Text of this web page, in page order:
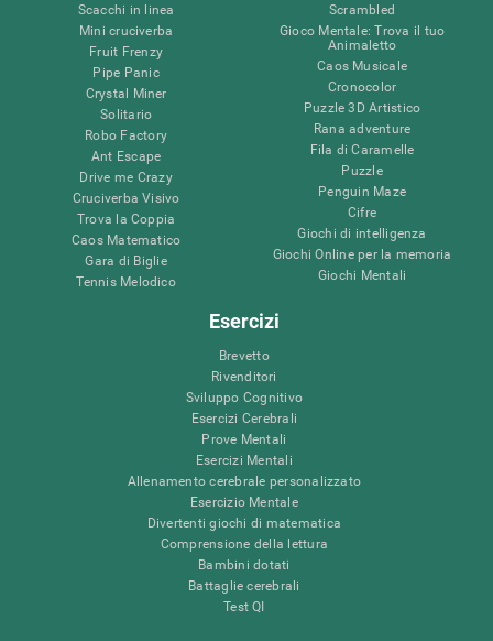
Scacchi in linea
Mini cruciverba
Fruit Frenzy
Pipe Panic
Crystal Miner
Solitario
Robo Factory
Ant Escape
Drive me Crazy
Cruciverba Visivo
Trova la Coppia
Caos Matematico
Gara di Biglie
Tennis Melodico
Scrambled
Gioco Mentale: Trova il tuo
Animaletto
Caos Musicale
Cronocolor
Puzzle 3D Artistico
Rana adventure
Fila di Caramelle
Puzzle
Penguin Maze
Cifre
Giochi di intelligenza
Giochi Online per la memoria
Giochi Mentali
Esercizi
Brevetto
Rivenditori
Sviluppo Cognitivo
Esercizi Cerebrali
Prove Mentali
Esercizi Mentali
Allenamento cerebrale personalizzato
Esercizio Mentale
Divertenti giochi di matematica
Comprensione della lettura
Bambini dotati
Battaglie cerebrali
Test QI